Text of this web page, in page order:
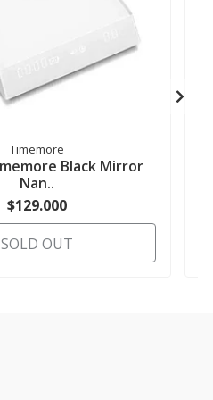
Timemore
Black Mirror
Nan..
$129.000
SOLD OUT